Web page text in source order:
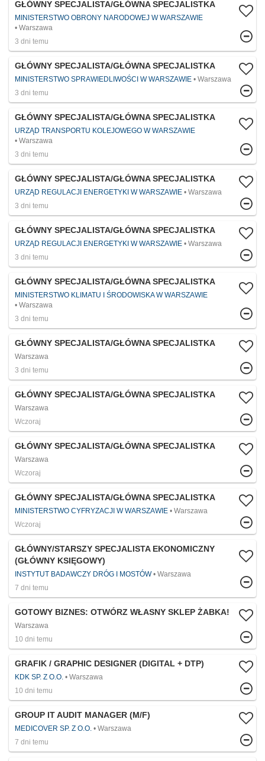
GŁÓWNY SPECJALISTA/GŁÓWNA SPECJALISTKA
MINISTERSTWO OBRONY NARODOWEJ W WARSZAWIE
Warszawa
3 dni temu
GŁÓWNY SPECJALISTA/GŁÓWNA SPECJALISTKA
MINISTERSTWO SPRAWIEDLIWOŚCI W WARSZAWIE
Warszawa
3 dni temu
GŁÓWNY SPECJALISTA/GŁÓWNA SPECJALISTKA
URZĄD TRANSPORTU KOLEJOWEGO W WARSZAWIE
Warszawa
3 dni temu
GŁÓWNY SPECJALISTA/GŁÓWNA SPECJALISTKA
URZĄD REGULACJI ENERGETYKI W WARSZAWIE
Warszawa
3 dni temu
GŁÓWNY SPECJALISTA/GŁÓWNA SPECJALISTKA
URZĄD REGULACJI ENERGETYKI W WARSZAWIE
Warszawa
3 dni temu
GŁÓWNY SPECJALISTA/GŁÓWNA SPECJALISTKA
MINISTERSTWO KLIMATU I ŚRODOWISKA W WARSZAWIE
Warszawa
3 dni temu
GŁÓWNY SPECJALISTA/GŁÓWNA SPECJALISTKA
Warszawa
3 dni temu
GŁÓWNY SPECJALISTA/GŁÓWNA SPECJALISTKA
Warszawa
Wczoraj
GŁÓWNY SPECJALISTA/GŁÓWNA SPECJALISTKA
Warszawa
Wczoraj
GŁÓWNY SPECJALISTA/GŁÓWNA SPECJALISTKA
MINISTERSTWO CYFRYZACJI W WARSZAWIE
Warszawa
Wczoraj
GŁÓWNY/STARSZY SPECJALISTA EKONOMICZNY
(GŁÓWNY KSIĘGOWY)
INSTYTUT BADAWCZY DRÓG I MOSTÓW
Warszawa
7 dni temu
GOTOWY BIZNES: OTWÓRZ WŁASNY SKLEP ŻABKA!
Warszawa
10 dni temu
GRAFIK / GRAPHIC DESIGNER (DIGITAL + DTP)
KDK SP. Z O.O.
Warszawa
10 dni temu
GROUP IT AUDIT MANAGER (M/F)
MEDICOVER SP. Z O.O.
Warszawa
7 dni temu